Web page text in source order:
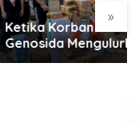
»
Korban
Mengulurkan
untuk Aceh